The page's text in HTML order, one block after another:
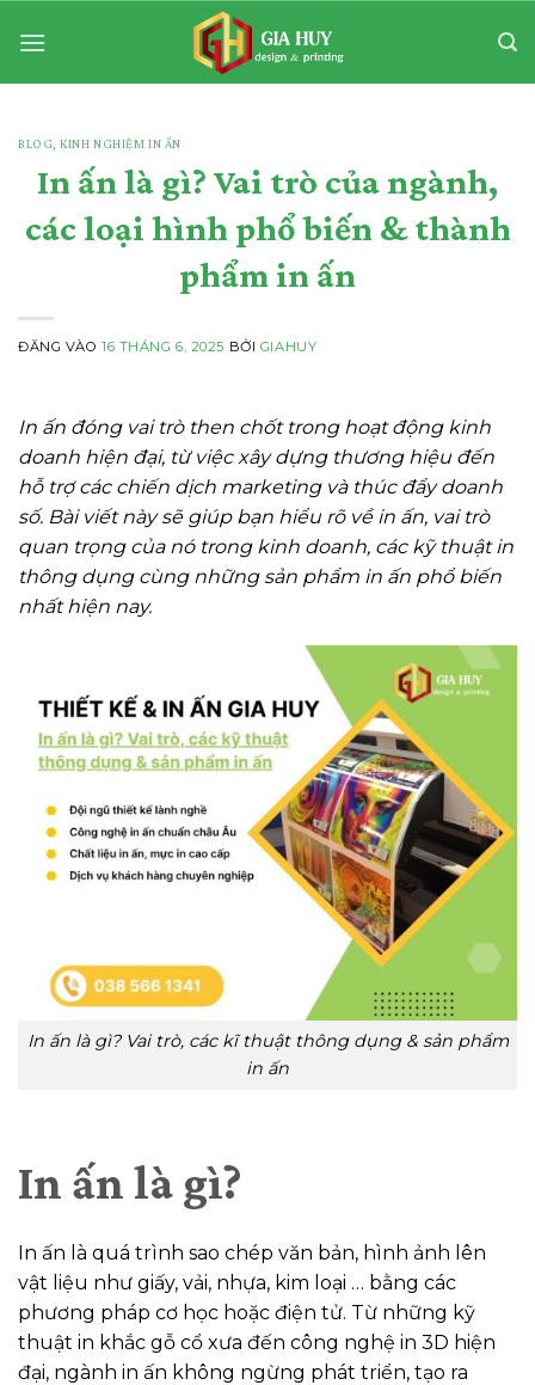
qua
BLOG ,KINH NGHIỆM IN ẤN
In ấn là gì? Vai trò của ngành,
các loại hình phổ biến & thành
phẩm in ấn
ĐĂNG VÀO16 THÁNG 6, 2025 BỞI GIAHUY
In ấn đóng vai trò then chốt trong hoạt động kinh
doanh hiện đại, từ việc xây dựng thương hiệu đến
hỗ trợ các chiến dịch marketing và thúc đẩy doanh
số. Bài viết này sẽ giúp bạn hiểu rõ về in ấn, vai trò
quan trọng của nó trong kinh doanh, các kỹ thuật in
thông dụng cùng những sản phẩm in ấn phổ biến
nhất hiện nay.
In ấn là gì? Vai trò, các kĩ thuật thông dụng & sản phẩm
in ấn
In ấn là gì?
In ấn là quá trình sao chép văn bản, hình ảnh lên
vật liệu như giấy, vải, nhựa, kim loại … bằng các
phương pháp cơ học hoặc điện tử. Từ những kỹ
thuật in khắc gỗ cổ xưa đến công nghệ in 3D hiện
đại, ngành in ấn không ngừng phát triển, tạo ra